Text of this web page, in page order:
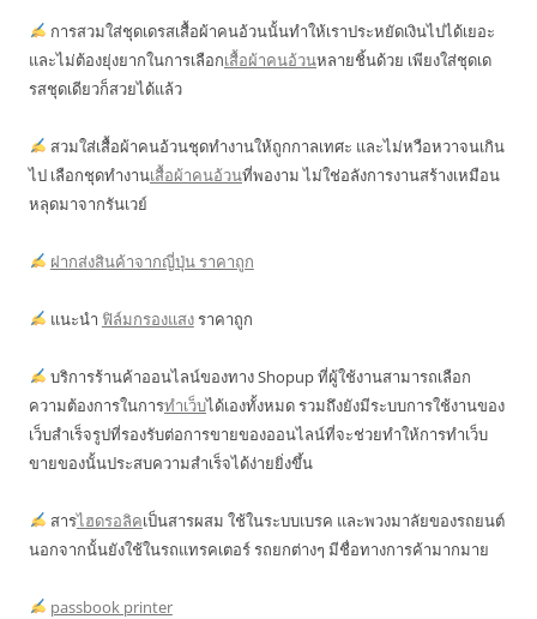
การสวมใส่ชุดเดรสเสื้อผ้าคนอ้วนนั้นทำให้เราประหยัดเงินไปได้เยอะ
และไม่ต้องยุ่งยากในการเลือกเสื้อผ้าคนอ้วนหลายชิ้นด้วย เพียงใส่ชุดเด
รสชุดเดียวก็สวยได้แล้ว
สวมใส่เสื้อผ้าคนอ้วนชุดทำงานให้ถูกกาลเทศะ และไม่หวือหวาจนเกิน
ไป เลือกชุดทำงานเสื้อผ้าคนอ้วนที่พองาม ไม่ใช่อลังการงานสร้างเหมือน
หลุดมาจากรันเวย์
ฝากส่งสินค้าจากญี่ปุ่น ราคาถูก
แนะนำ ฟิล์มกรองแสงราคาถูก
บริการร้านค้าออนไลน์ของทาง Shopup ที่ผู้ใช้งานสามารถเลือก
ความต้องการในการทำเว็บได้เองทั้งหมด รวมถึงยังมีระบบการใช้งานของ
เว็บสำเร็จรูปที่รองรับต่อการขายของออนไลน์ที่จะช่วยทำให้การทำเว็บ
ขายของนั้นประสบความสำเร็จได้ง่ายยิ่งขึ้น
สารไฮดรอลิคเป็นสารผสม ใช้ในระบบเบรค และพวงมาลัยของรถยนต์
นอกจากนั้นยังใช้ในรถแทรคเตอร์ รถยกต่างๆ มีชื่อทางการค้ามากมาย
passbook printer